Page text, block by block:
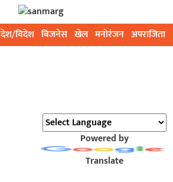
देश/विदेश बिजनेस खेल मनोरंजन अपराजिता
Powered by
Translate